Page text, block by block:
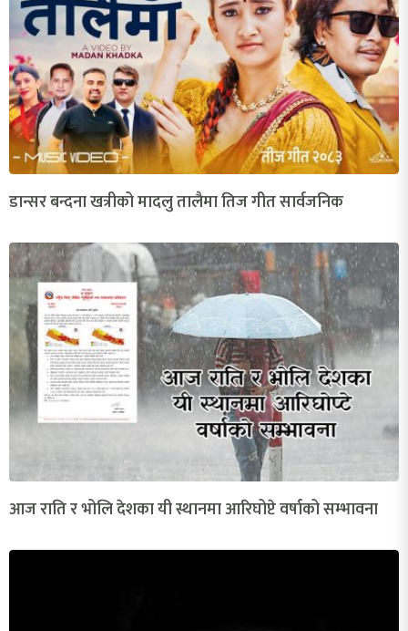
डान्सर बन्दना खत्रीको मादलु तालैमा तिज गीत सार्वजनिक
आज राति र भोलि देशका यी स्थानमा आरिघोप्टे वर्षाको सम्भावना